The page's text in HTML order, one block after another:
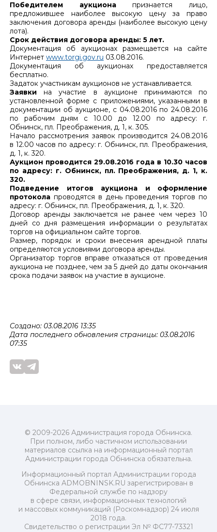
Победителем аукционапризнается лицо,
предложившее наиболее высокую цену за право
заключения договора аренды (наиболее высокую цену
лота).
Срок действия договора аренды: 5 лет.
Документация об аукционах размещается на сайте
Интернет www.torgi.gov.ru 03.08.2016.
Документация об аукционах предоставляется
бесплатно.
Задаток участникам аукционов не устанавливается.
Заявки на участие в аукционе принимаются по
установленной форме с приложениями, указанными в
документации об аукционе, с 04.08.2016 по 24.08.2016
по рабочим дням с 10.00 до 12.00 по адресу: г.
Обнинск, пл. Преображения, д. 1, к. 305.
Начало рассмотрения заявок производится 24.08.2016
в 12.00 часов по адресу: г. Обнинск, пл. Преображения,
д. 1, к. 320.
Аукцион проводится 29.08.2016 года в 10.30 часов
по адресу: г. Обнинск, пл. Преображения, д. 1, к.
320.
Подведение итогов аукциона и оформление
протокола проводятся в день проведения торгов по
адресу: г. Обнинск, пл. Преображения, д. 1, к. 320.
Договор аренды заключается не ранее чем через 10
дней со дня размещения информации о результатах
торгов на официальном сайте торгов.
Размер, порядок и сроки внесения арендной платы
определяются условиями договора аренды.
Организатор торгов вправе отказаться от проведения
аукциона не позднее, чем за 5 дней до даты окончания
срока подачи заявок на участие в аукционе.
Создано: 03.08.2016 13:35
Дата последнего обновления страницы: 03.08.2016
07:35
© 2009-2026 Администрация города Обнинска.
При полном, либо частичном использовании
материалов ссылка на информационный портал
Администрации города Обнинска обязательна.
Информационный портал Администрации города
Обнинска ADMOBNINSK.RU зарегистрирован в
Федеральной службе по надзору
в сфере связи, информационных технологий
и массовых коммуникаций (Роскомнадзор) 24 июля
2018 года.
Свидетельство о регистрации Эл № ФС77-73321